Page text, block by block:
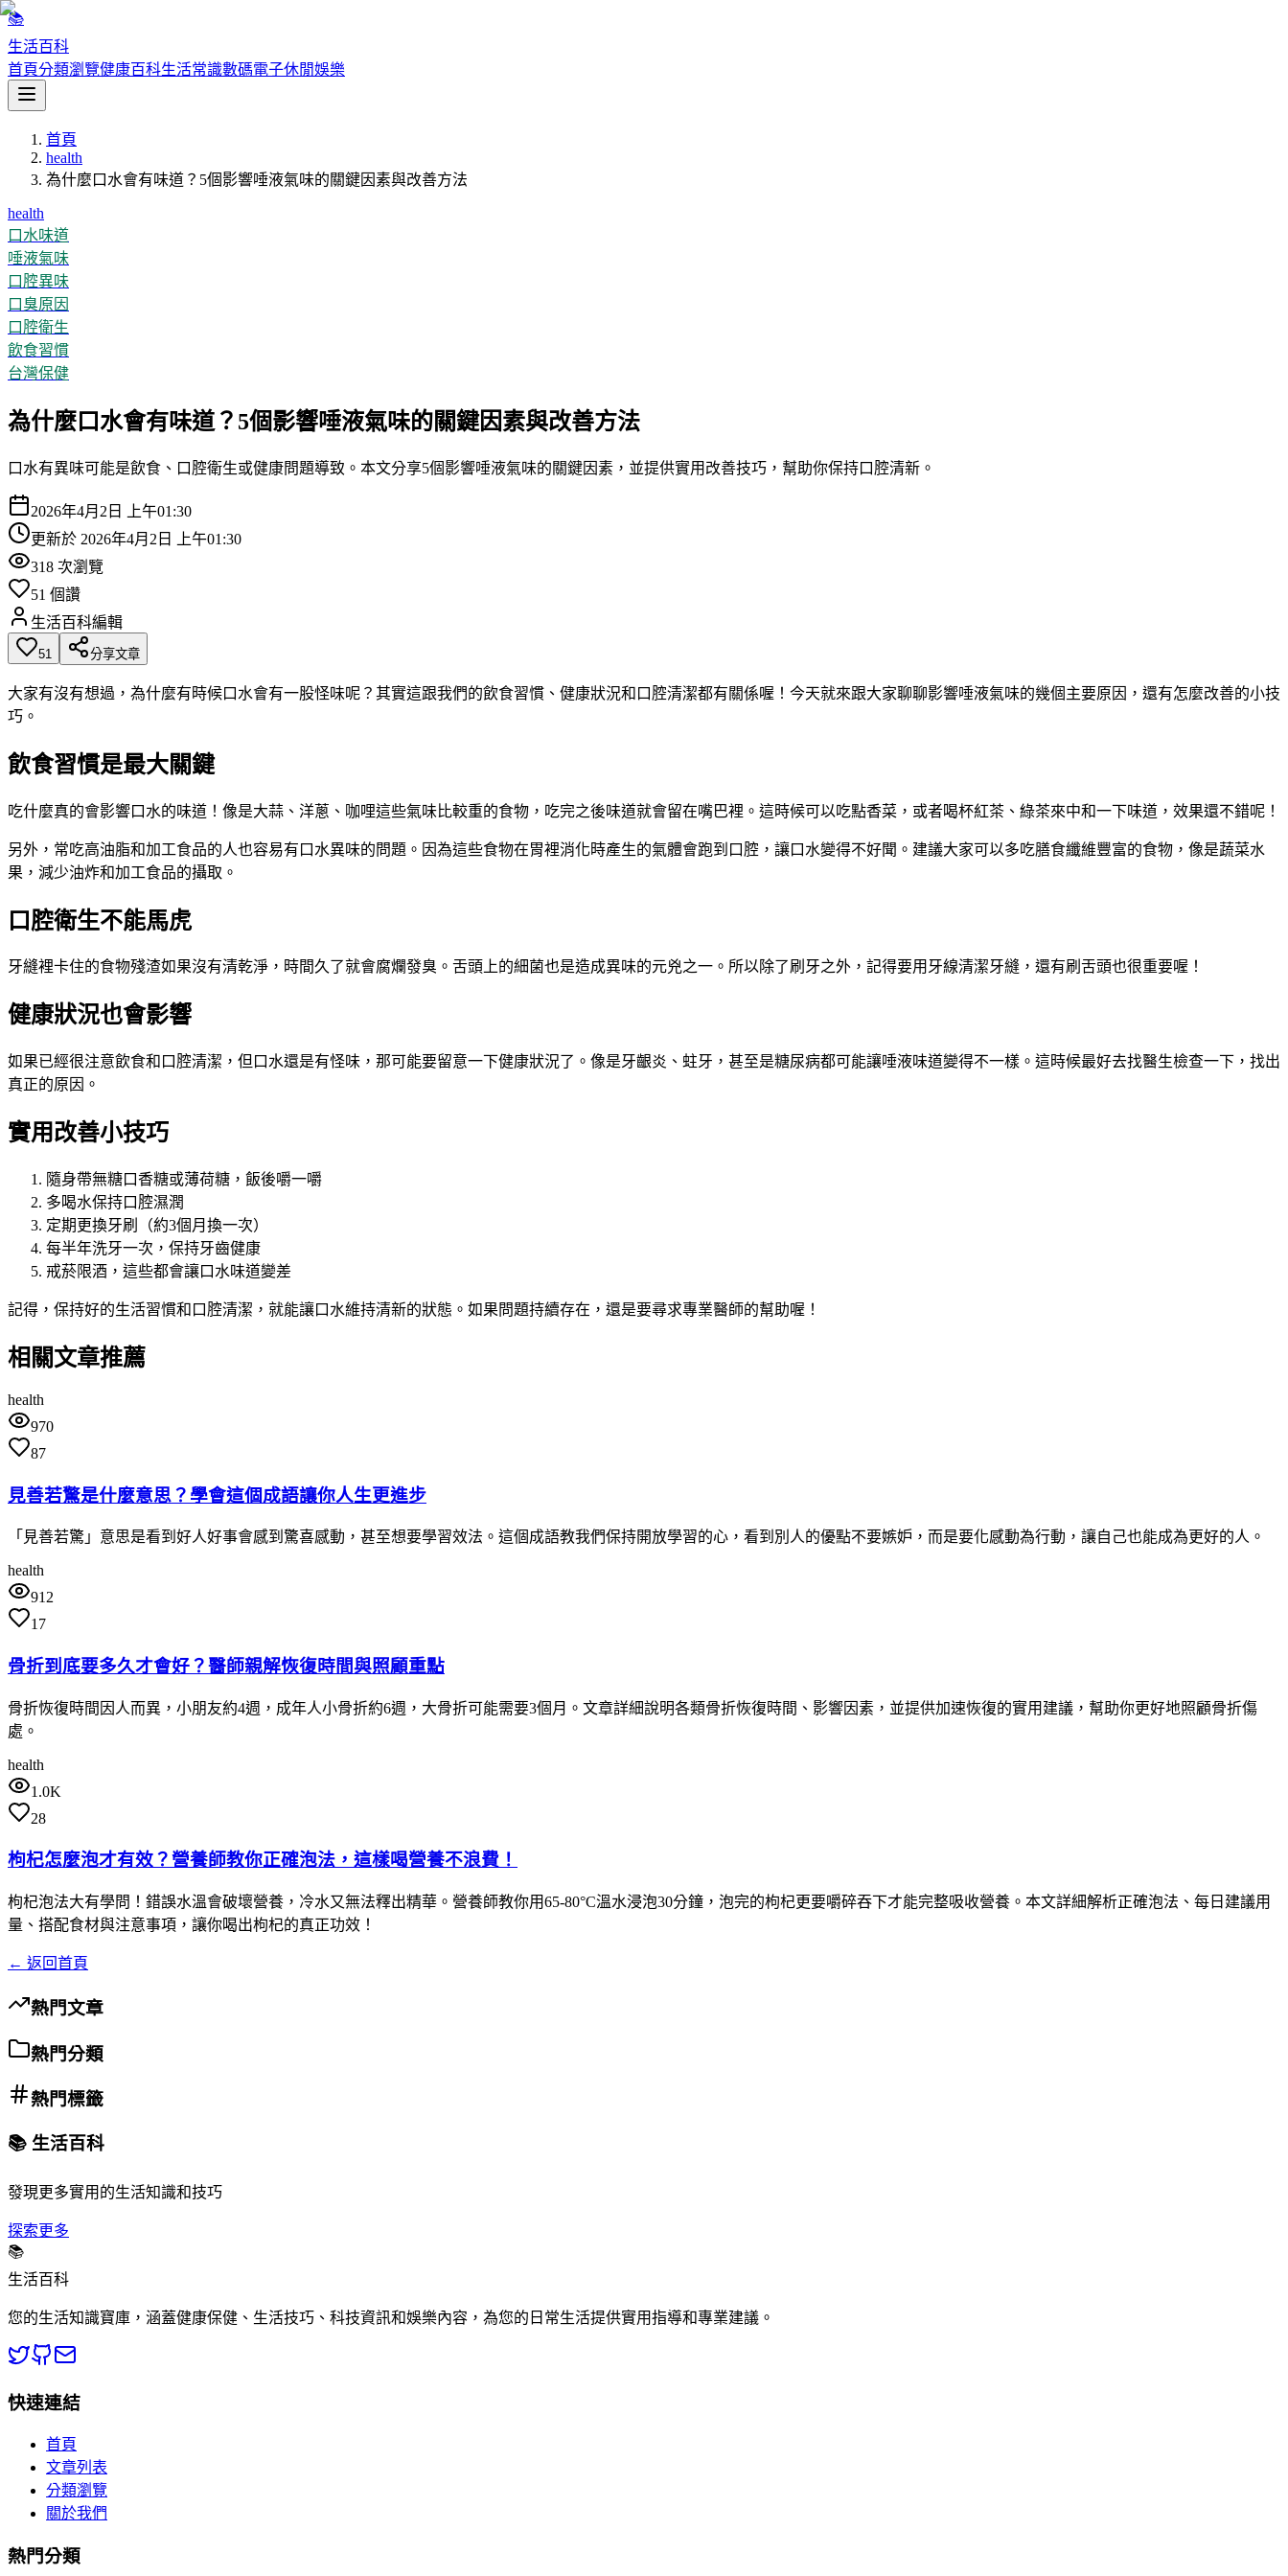
📚
生活百科
首頁分類瀏覽健康百科生活常識數碼電子休閒娛樂
首頁
health
為什麼口水會有味道？5個影響唾液氣味的關鍵因素與改善方法
health
口水味道
唾液氣味
口腔異味
口臭原因
口腔衛生
飲食習慣
台灣保健
為什麼口水會有味道？5個影響唾液氣味的關鍵因素與改善方法
口水有異味可能是飲食、口腔衛生或健康問題導致。本文分享5個影響唾液氣味的關鍵因素，並提供實用改善技巧，幫助你保持口腔清新。
2026年4月2日 上午01:30
更新於 2026年4月2日 上午01:30
318 次瀏覽
51 個讚
生活百科編輯
51 分享文章
大家有沒有想過，為什麼有時候口水會有一股怪味呢？其實這跟我們的飲食習慣、健康狀況和口腔清潔都有關係喔！今天就來跟大家聊聊影響唾液氣味的幾個主要原因，還有怎麼改善的小技
巧。
飲食習慣是最大關鍵
吃什麼真的會影響口水的味道！像是大蒜、洋蔥、咖哩這些氣味比較重的食物，吃完之後味道就會留在嘴巴裡。這時候可以吃點香菜，或者喝杯紅茶、綠茶來中和一下味道，效果還不錯呢！
另外，常吃高油脂和加工食品的人也容易有口水異味的問題。因為這些食物在胃裡消化時產生的氣體會跑到口腔，讓口水變得不好聞。建議大家可以多吃膳食纖維豐富的食物，像是蔬菜水
果，減少油炸和加工食品的攝取。
口腔衛生不能馬虎
牙縫裡卡住的食物殘渣如果沒有清乾淨，時間久了就會腐爛發臭。舌頭上的細菌也是造成異味的元兇之一。所以除了刷牙之外，記得要用牙線清潔牙縫，還有刷舌頭也很重要喔！
健康狀況也會影響
如果已經很注意飲食和口腔清潔，但口水還是有怪味，那可能要留意一下健康狀況了。像是牙齦炎、蛀牙，甚至是糖尿病都可能讓唾液味道變得不一樣。這時候最好去找醫生檢查一下，找出
真正的原因。
實用改善小技巧
隨身帶無糖口香糖或薄荷糖，飯後嚼一嚼
多喝水保持口腔濕潤
定期更換牙刷（約3個月換一次）
每半年洗牙一次，保持牙齒健康
戒菸限酒，這些都會讓口水味道變差
記得，保持好的生活習慣和口腔清潔，就能讓口水維持清新的狀態。如果問題持續存在，還是要尋求專業醫師的幫助喔！
相關文章推薦
health
970
87
見善若驚是什麼意思？學會這個成語讓你人生更進步
「見善若驚」意思是看到好人好事會感到驚喜感動，甚至想要學習效法。這個成語教我們保持開放學習的心，看到別人的優點不要嫉妒，而是要化感動為行動，讓自己也能成為更好的人。
health
912
17
骨折到底要多久才會好？醫師親解恢復時間與照顧重點
骨折恢復時間因人而異，小朋友約4週，成年人小骨折約6週，大骨折可能需要3個月。文章詳細說明各類骨折恢復時間、影響因素，並提供加速恢復的實用建議，幫助你更好地照顧骨折傷
處。
health
1.0K
28
枸杞怎麼泡才有效？營養師教你正確泡法，這樣喝營養不浪費！
枸杞泡法大有學問！錯誤水溫會破壞營養，冷水又無法釋出精華。營養師教你用65-80°C溫水浸泡30分鐘，泡完的枸杞更要嚼碎吞下才能完整吸收營養。本文詳細解析正確泡法、每日建議用
量、搭配食材與注意事項，讓你喝出枸杞的真正功效！
← 返回首頁
熱門文章
熱門分類
熱門標籤
📚 生活百科
發現更多實用的生活知識和技巧
探索更多
📚
生活百科
您的生活知識寶庫，涵蓋健康保健、生活技巧、科技資訊和娛樂內容，為您的日常生活提供實用指導和專業建議。
快速連結
首頁
文章列表
分類瀏覽
關於我們
熱門分類